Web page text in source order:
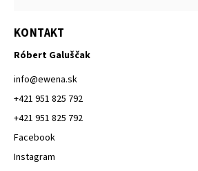
KONTAKT
Róbert Galuščak
info@ewena.sk
+421 951 825 792
+421 951 825 792
Facebook
Instagram